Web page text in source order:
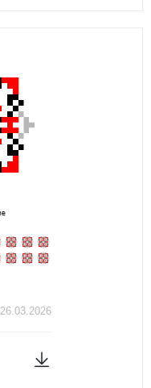
26.03.2026